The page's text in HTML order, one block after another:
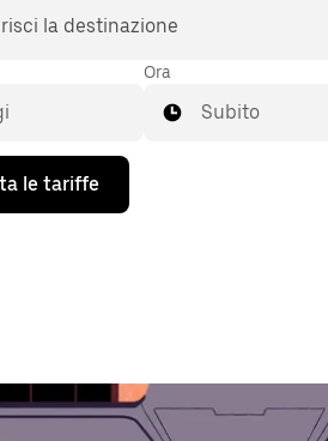
la destinazione
Ora
Subito
le tariffe